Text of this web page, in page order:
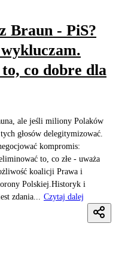
Braun - PiS?
co dobre dla
ale jeśli miliony Polaków
głosów delegitymizować.
kompromis:
to, co złe - uważa
koalicji Prawa i
Polskiej.Historyk i
zdania... Czytaj dalej